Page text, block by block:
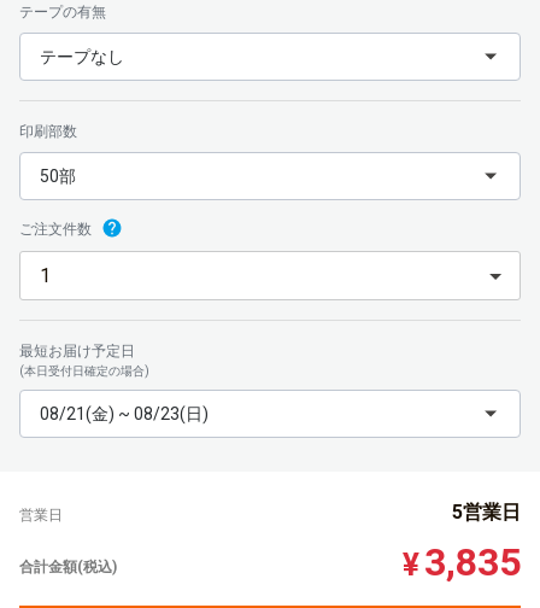
テープの有無
テープなし
印刷部数
50部
ご注文件数
最短お届け予定日
(本日受付日確定の場合)
08/21(金) ~ 08/23(日)
営業日 5営業日
合計金額(税込) ¥3,835